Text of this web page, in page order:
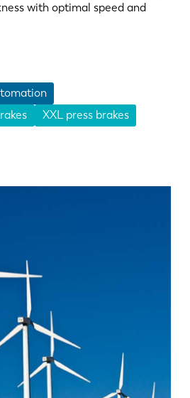
with optimal speed and
XXL press brakes